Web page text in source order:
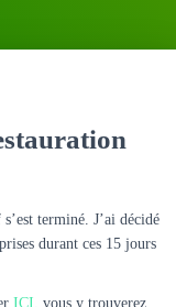
terminé. J’ai décidé
durant ces 15 jours
ICI, vous y trouverez